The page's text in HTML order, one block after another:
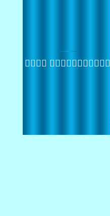
 